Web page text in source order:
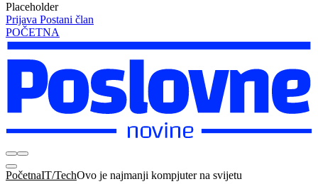
Placeholder
Prijava Postani član
POČETNA
PočetnaIT/TechOvo je najmanji kompjuter na svijetu